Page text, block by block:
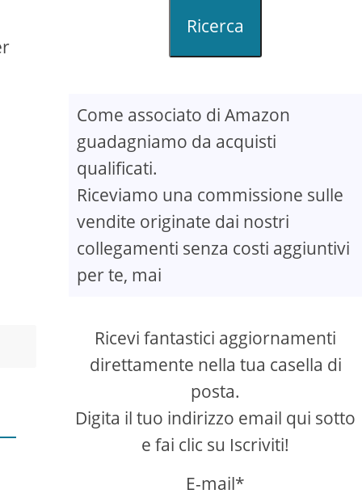
Ricerca
Come associato di Amazon
guadagniamo da acquisti
qualificati.
Riceviamo una commissione sulle
vendite originate dai nostri
collegamenti senza costi aggiuntivi
per te, mai
Ricevi fantastici aggiornamenti
direttamente nella tua casella di
posta.
Digita il tuo indirizzo email qui sotto
e fai clic su Iscriviti!
E-mail*